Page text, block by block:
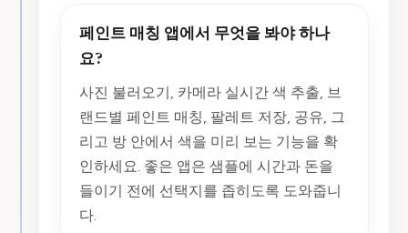
페인트 매칭 앱에서 무엇을 봐야 하나
요?
사진 불러오기, 카메라 실시간 색 추출, 브
랜드별 페인트 매칭, 팔레트 저장, 공유, 그
리고 방 안에서 색을 미리 보는 기능을 확
인하세요. 좋은 앱은 샘플에 시간과 돈을
들이기 전에 선택지를 좁히도록 도와줍니
다.